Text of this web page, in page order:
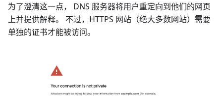
为了澄清这一点， DNS 服务器将用户重定向到他们的网页
上并提供解释。 不过，HTTPS 网站（绝大多数网站）需要
单独的证书才能被访问。